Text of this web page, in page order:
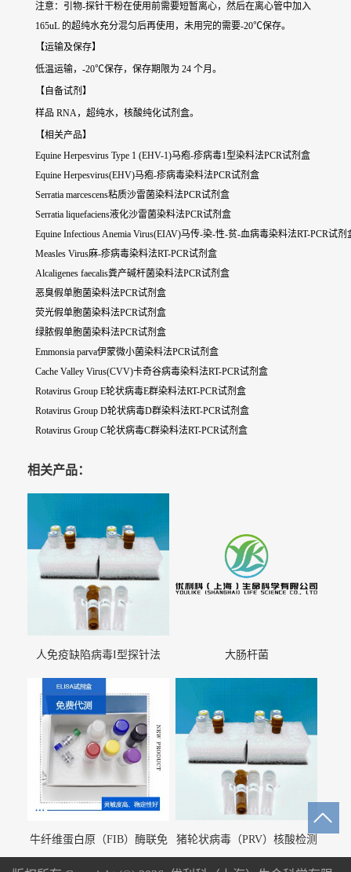
注意：引物-探针干粉在使用前需要短暂离心，然后在离心管中加入
165uL 的超纯水充分混匀后再使用，未用完的需要-20℃保存。
【运输及保存】
低温运输，-20℃保存，保存期限为 24 个月。
【自备试剂】
样品 RNA，超纯水，核酸纯化试剂盒。
【相关产品】
Equine Herpesvirus Type 1 (EHV-1)马疱-疹病毒1型染料法PCR试剂盒
Equine Herpesvirus(EHV)马疱-疹病毒染料法PCR试剂盒
Serratia marcescens粘质沙雷菌染料法PCR试剂盒
Serratia liquefaciens液化沙雷菌染料法PCR试剂盒
Equine Infectious Anemia Virus(EIAV)马传-染-性-贫-血病毒染料法RT-PCR试剂
Measles Virus麻-疹病毒染料法RT-PCR试剂盒
Alcaligenes faecalis粪产碱杆菌染料法PCR试剂盒
恶臭假单胞菌染料法PCR试剂盒
荧光假单胞菌染料法PCR试剂盒
绿脓假单胞菌染料法PCR试剂盒
Emmonsia parva伊蒙微小菌染料法PCR试剂盒
Cache Valley Virus(CVV)卡奇谷病毒染料法RT-PCR试剂盒
Rotavirus Group E轮状病毒E群染料法RT-PCR试剂盒
Rotavirus Group D轮状病毒D群染料法RT-PCR试剂盒
Rotavirus Group C轮状病毒C群染料法RT-PCR试剂盒
相关产品：
人免疫缺陷病毒I型探针法
大肠杆菌
牛纤维蛋白原（FIB）酶联免
疫分析试剂盒
猪轮状病毒（PRV）核酸检测
试剂盒（荧光 PCR 法）